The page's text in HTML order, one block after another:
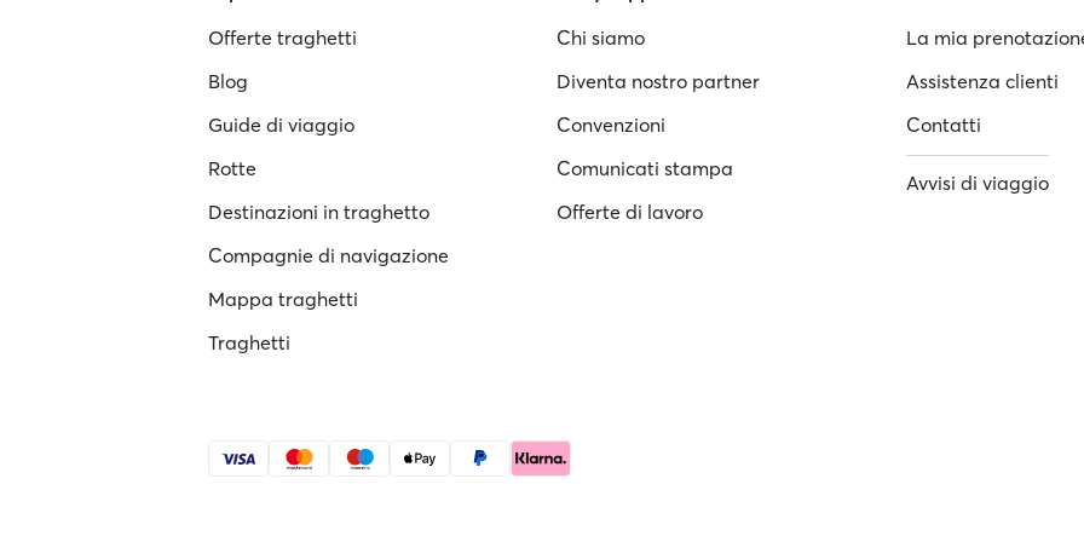
Offerte traghetti
Blog
Guide di viaggio
Rotte
Destinazioni in traghetto
Compagnie di navigazione
Mappa traghetti
Traghetti
Chi siamo
Diventa nostro partner
Convenzioni
Comunicati stampa
Offerte di lavoro
La mia
Assistenza clienti
Contatti
Avvisi di viaggio